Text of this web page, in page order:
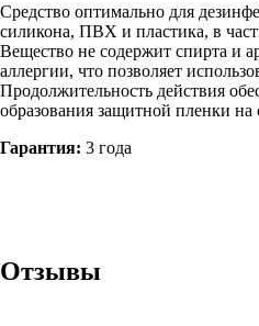
Средство оптимально для
силикона, ПВХ и пластика, в
Вещество не содержит спирта и
аллергии, что позволяет
Продолжительность действия
образования защитной пленки на
Гарантия: 3 года
Отзывы